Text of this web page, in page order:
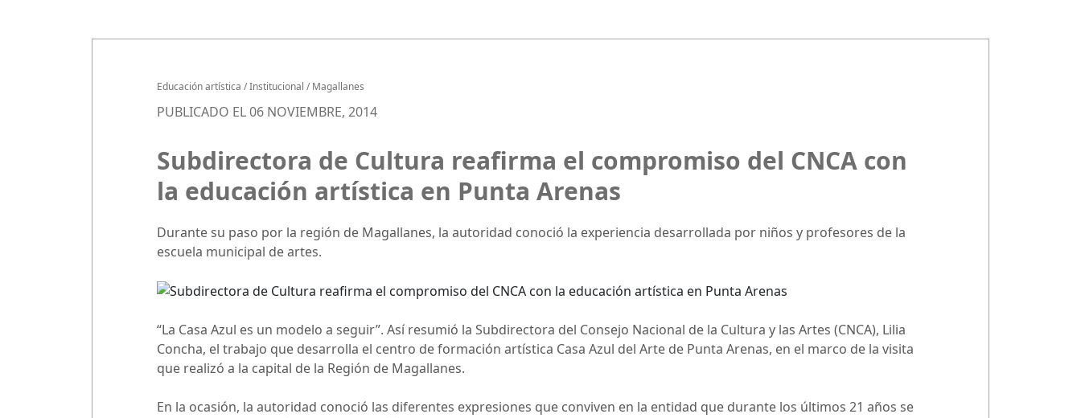
Educación artística /Institucional /Magallanes
PUBLICADO EL 06 NOVIEMBRE, 2014
Subdirectora de Cultura reafirma el compromiso del CNCA con
la educación artística en Punta Arenas
Durante su paso por la región de Magallanes, la autoridad conoció la experiencia desarrollada por niños y profesores de la
escuela municipal de artes.
“La Casa Azul es un modelo a seguir”. Así resumió la Subdirectora del Consejo Nacional de la Cultura y las Artes (CNCA), Lilia
Concha, el trabajo que desarrolla el centro de formación artística Casa Azul del Arte de Punta Arenas, en el marco de la visita
que realizó a la capital de la Región de Magallanes.
En la ocasión, la autoridad conoció las diferentes expresiones que conviven en la entidad que durante los últimos 21 años se